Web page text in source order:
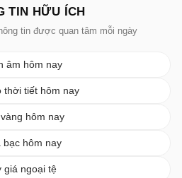
TIN HỮU ÍCH
tin được quan tâm mỗi ngày
âm hôm nay
thời tiết hôm nay
hôm nay
bạc hôm nay
giá ngoại tệ